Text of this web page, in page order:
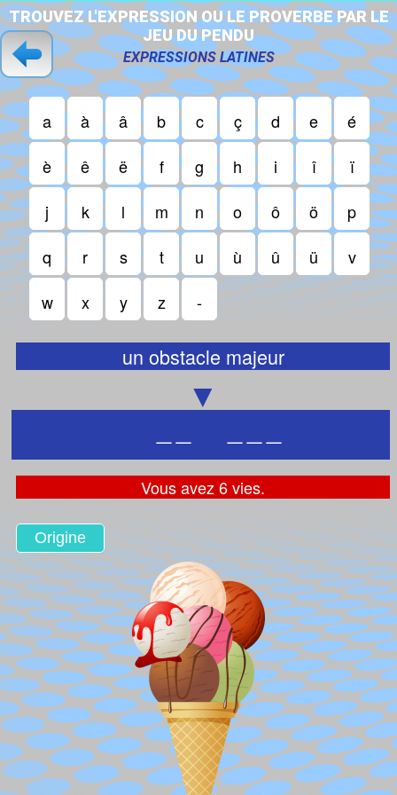
TROUVEZL'EXPRESSIONOULE PROVERBEPAR LE
JEUDUPENDU
EXPRESSIONS LATINES
a à â b c ç d e
é
è
ê ë f g h i î
ï
j
k l m n o ô ö
p
q
r s t u ù û ü
v
w
x y z -
un obstacle majeur
▼
Vous avez 6 vies.
Origine